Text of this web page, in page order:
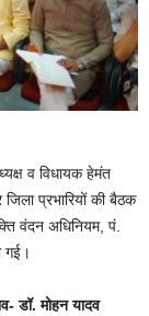
व विधायक हेमंत
प्रभारियों की बैठक
वंदन अधिनियम, पं.
गई।
डॉ. मोहन यादव